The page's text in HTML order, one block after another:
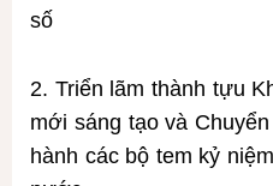
số
2. Triển lãm thành tựu
mới sáng tạo và
hành các bộ tem kỷ